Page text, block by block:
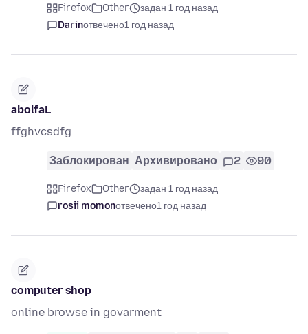
Firefox Other
задан 1 год назад
Darinотвечено1 год назад
abolfaL
ffghvcsdfg
Заблокирован Архивировано 2 90
Firefox Other
задан 1 год назад
rosii momonотвечено1 год назад
computer shop
online browse in govarment